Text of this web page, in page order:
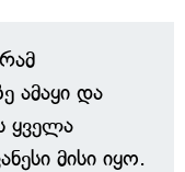
ამაყი და
ყველა
მისი იყო.